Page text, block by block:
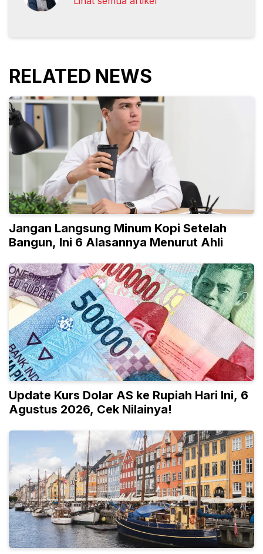
RELATED NEWS
Jangan Langsung Minum Kopi Setelah
Bangun, Ini 6 Alasannya Menurut Ahli
Update Kurs Dolar AS ke Rupiah Hari Ini, 6
Agustus 2026, Cek Nilainya!